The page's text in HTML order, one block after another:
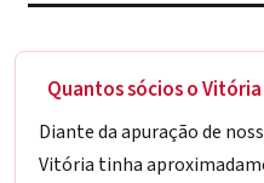
Quantos sócios o
Diante da apuração de
Vitória tinha